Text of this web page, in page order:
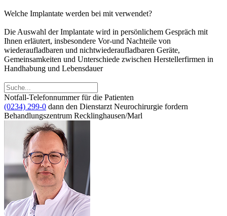
Welche Implantate werden bei mit verwendet?
Die Auswahl der Implantate wird in persönlichem Gespräch mit
Ihnen erläutert, insbesondere Vor-und Nachteile von
wiederaufladbaren und nichtwiederaufladbaren Geräte,
Gemeinsamkeiten und Unterschiede zwischen Herstellerfirmen in
Handhabung und Lebensdauer
Notfall-Telefonnummer für die Patienten
(0234) 299-0 dann den Dienstarzt Neurochirurgie fordern
Behandlungszentrum Recklinghausen/Marl